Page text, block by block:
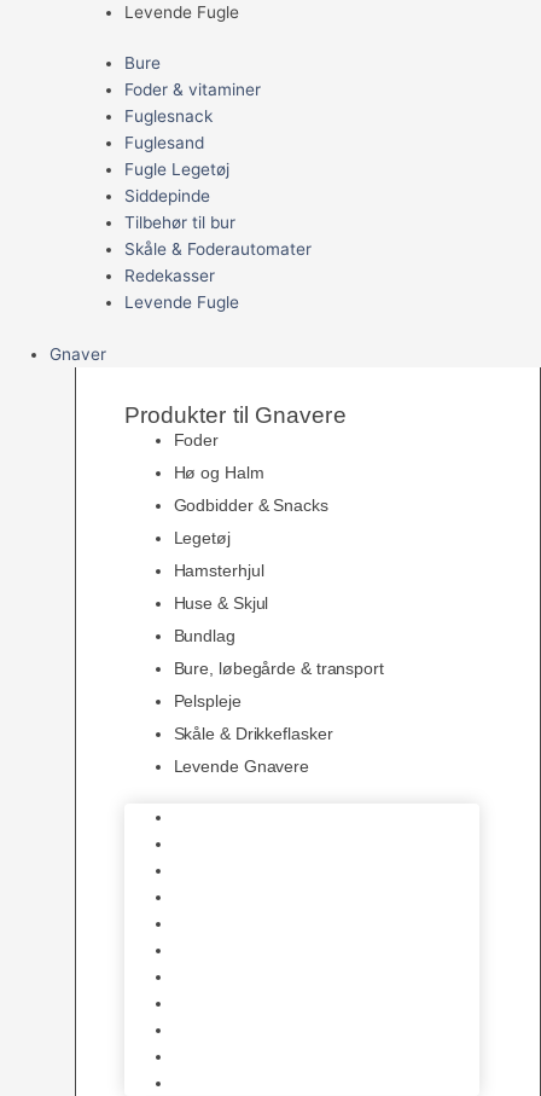
Levende Fugle
Bure
Foder & vitaminer
Fuglesnack
Fuglesand
Fugle Legetøj
Siddepinde
Tilbehør til bur
Skåle & Foderautomater
Redekasser
Levende Fugle
Gnaver
Produkter til Gnavere
Foder
Hø og Halm
Godbidder & Snacks
Legetøj
Hamsterhjul
Huse & Skjul
Bundlag
Bure, løbegårde & transport
Pelspleje
Skåle & Drikkeflasker
Levende Gnavere